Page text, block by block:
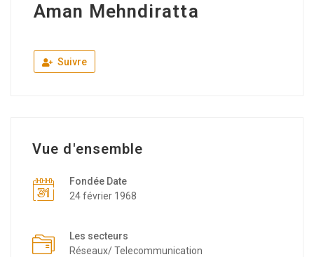
Aman Mehndiratta
Suivre
Vue d'ensemble
Fondée Date
24 février 1968
Les secteurs
Réseaux/ Telecommunication